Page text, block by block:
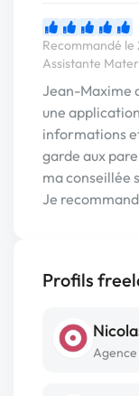
Recommandé
Assistante
Jean-Maxime
une
informations
garde aux
ma conseillée
Je
Profils